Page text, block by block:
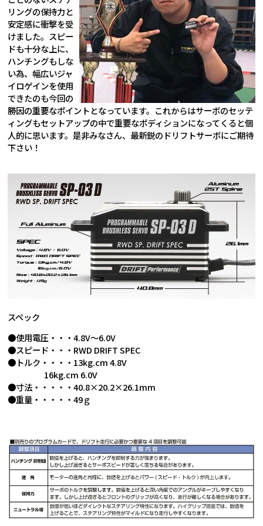
リングの保持力と
安定感に衝撃を受
けました。スピー
ドも十分な上に、
ハンチングもしな
い為、幅広いジャ
イロゲインを使用
できたのも今回の
勝因の重要なポイントとなっています。これからはサーボのセッテ
ィングもセットアップの中で重要なポディションになってくると個
人的に思います。是非みなさん、最新鋭のドリフトサーボにご期待
下さい！
スペック
●使用電圧・・・4.8V～6.0V
●スピード・・・RWD DRIFT SPEC
●トルク・・・・13kg.cm 4.8V
16kg.cm 6.0V
●寸法・・・・・40.8×20.2×26.1mm
●重量・・・・・49ｇ